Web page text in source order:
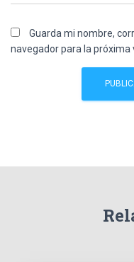
Guarda mi nombre,
navegador para la próxima